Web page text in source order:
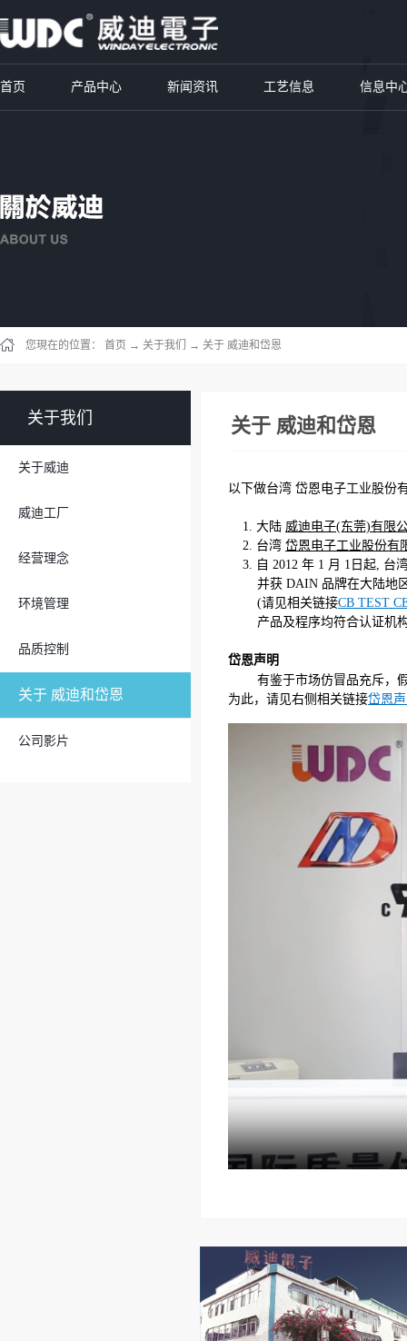
首页 产品中心 新闻资讯 工艺信息 信息中
您現在的位置： 首页 → 关于我们 → 关于 威迪和岱恩
关于我们
关于威迪
威迪工厂
经营理念
环境管理
品质控制
关于 威迪和岱恩
公司影片
关于 威迪和岱恩
以下做台湾 岱恩电子工业股份
1. 大陆 威迪电子(东莞)有限
2. 台湾 岱恩电子工业股份有
3. 自 2012 年 1 月 1日起, 台
并获 DAIN 品牌在大陆地区
(请见相关链接CB TEST
产品及程序均符合认证机构
岱恩声明
有鉴于市场仿冒品充斥，
为此，请见右侧相关链接岱恩